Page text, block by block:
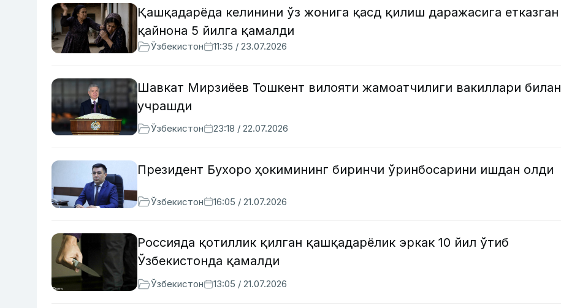
Қашқадарёда келинини ўз жонига қасд қилиш даражасига етказган
қайнона 5 йилга қамалди
Ўзбекистон 11:35 / 23.07.2026
Шавкат Мирзиёев Тошкент вилояти жамоатчилиги вакиллари билан
учрашди
Ўзбекистон 23:18 / 22.07.2026
Президент Бухоро ҳокимининг биринчи ўринбосарини ишдан олди
Ўзбекистон 16:05 / 21.07.2026
Россияда қотиллик қилган қашқадарёлик эркак 10 йил ўтиб
Ўзбекистонда қамалди
Ўзбекистон 13:05 / 21.07.2026